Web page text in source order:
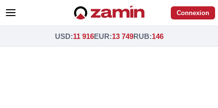
Connexion
USD:11 916EUR:13 749RUB:146